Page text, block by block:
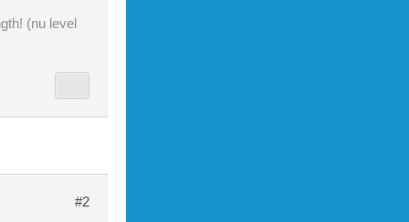
(nu level
#2